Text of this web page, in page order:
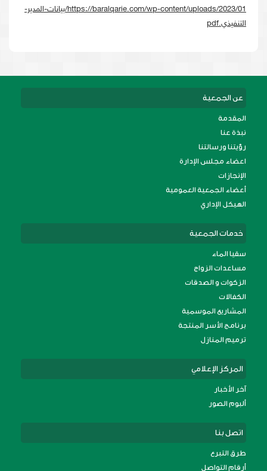
https://baralqarie.com/wp-content/uploads/2023/01/بيانات-المدير-
التنفيذي.pdf
عن الجمعية
المقدمة
نبذة عنا
رؤيتنا ورسالتنا
اعضاء مجلس الإدارة
الإنجازات
أعضاء الجمعية العمومية
الهيكل الإداري
خدمات الجمعية
سقيا الماء
مساعدات الزواج
الزكوات و الصدقات
الكفالات
المشاريع الموسمية
برنامج الأسر المنتجة
ترميم المنازل
المركز الإعلامي
آخر الأخبار
ألبوم الصور
اتصل بنا
طرق التبرع
أرقام التواصل